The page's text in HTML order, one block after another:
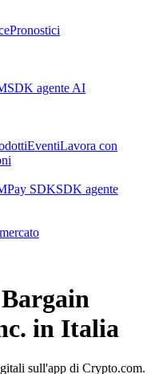
Pronostici
SDK agente AI
EventiLavora con
Pay SDKSDK agente
in Italia
sull'app di Crypto.com.